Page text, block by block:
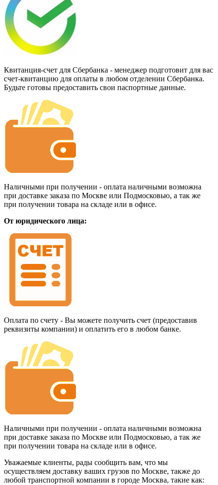
Квитанция-счет для Сбербанка - менеджер подготовит для вас
счет-квитанцию для оплаты в любом отделении Сбербанка.
Будьте готовы предоставить свои паспортные данные.
Наличными при получении - оплата наличными возможна
при доставке заказа по Москве или Подмосковью, а так же
при получении товара на складе или в офисе.
От юридического лица:
Оплата по счету - Вы можете получить счет (предоставив
реквизиты компании) и оплатить его в любом банке.
Наличными при получении - оплата наличными возможна
при доставке заказа по Москве или Подмосковью, а так же
при получении товара на складе или в офисе.
Уважаемые клиенты, рады сообщить вам, что мы
осуществляем доставку ваших грузов по Москве, также до
любой транспортной компании в городе Москва, такие как: